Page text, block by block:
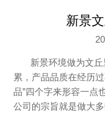
新景
新景环境做为文
累，产品品质在经历
品”四个字来形容一点
公司的宗旨就是做大